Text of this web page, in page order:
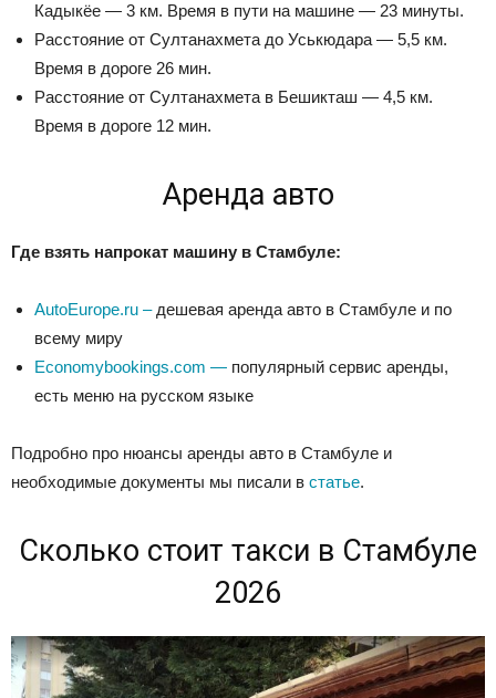
Кадыкёе — 3 км. Время в пути на машине — 23 минуты.
Расстояние от Султанахмета до Уськюдара — 5,5 км.
Время в дороге 26 мин.
Расстояние от Султанахмета в Бешикташ — 4,5 км.
Время в дороге 12 мин.
Аренда авто
Где взять напрокат машину в Стамбуле:
AutoEurope.ru –дешевая аренда авто в Стамбуле и по
всему миру
Economybookings.com — популярный сервис аренды,
есть меню на русском языке
Подробно про нюансы аренды авто в Стамбуле и
необходимые документы мы писали в статье.
Сколько стоит такси в Стамбуле
2026